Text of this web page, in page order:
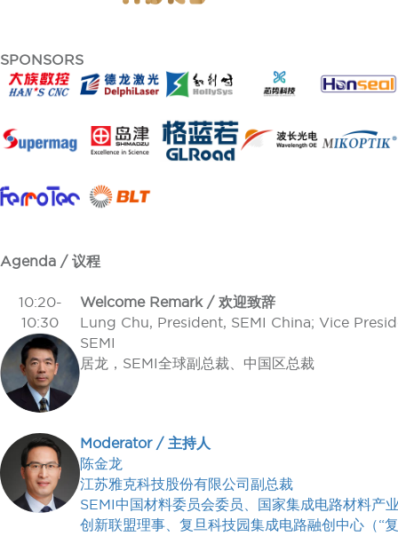
SPONSORS
Agenda / 议程
10:20-
10:30
Welcome Remark / 欢迎致辞
Lung Chu, President, SEMI China; Vice
SEMI
居龙，SEMI全球副总裁、中国区总裁
Moderator / 主持人
陈金龙
江苏雅克科技股份有限公司副总裁
SEMI中国材料委员会委员、国家集成电路材料产
创新联盟理事、复旦科技园集成电路融创中心（“